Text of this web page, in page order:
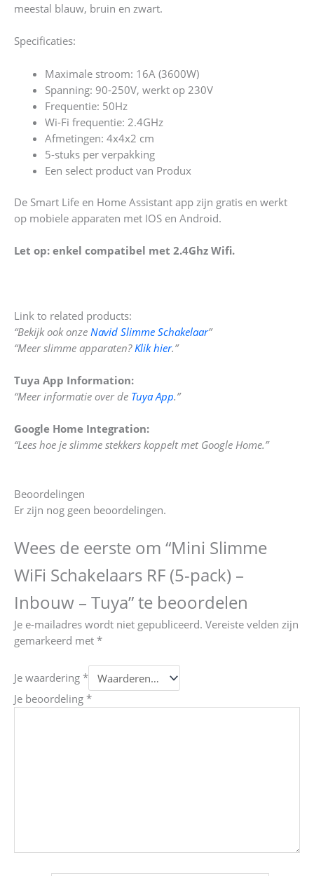
meestal blauw, bruin en zwart.
Specificaties:
Maximale stroom: 16A (3600W)
Spanning: 90-250V, werkt op 230V
Frequentie: 50Hz
Wi-Fi frequentie: 2.4GHz
Afmetingen: 4x4x2 cm
5-stuks per verpakking
Een select product van Produx
De Smart Life en Home Assistant app zijn gratis en werkt
op mobiele apparaten met IOS en Android.
Let op: enkel compatibel met 2.4Ghz Wifi.
Link to related products:
“Bekijk ook onze Navid Slimme Schakelaar”
“Meer slimme apparaten? Klik hier.”
Tuya App Information:
“Meer informatie over de Tuya App.”
Google Home Integration:
“Lees hoe je slimme stekkers koppelt met Google Home.”
Beoordelingen
Er zijn nog geen beoordelingen.
Wees de eerste om “Mini Slimme
WiFi Schakelaars RF (5-pack) –
Inbouw – Tuya” te beoordelen
Je e-mailadres wordt niet gepubliceerd. Vereiste velden zijn
gemarkeerd met *
Je waardering *
Je beoordeling *